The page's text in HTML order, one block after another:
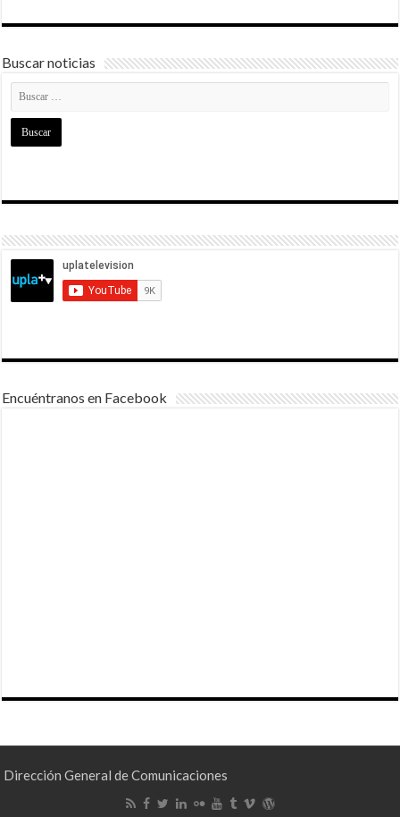
Buscar noticias
Encuéntranos en Facebook
Dirección General de Comunicaciones